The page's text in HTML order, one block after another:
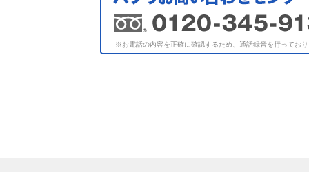
※お電話の内容を正確に確認するため、通話録音を行ってお